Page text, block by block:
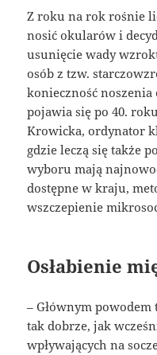
Z roku na rok rośnie
nosić okularów i
usunięcie wady
osób z tzw.
konieczność
pojawia się po 40.
Krowicka, ordynator
gdzie leczą się także
wyboru mają
dostępne w kraju,
wszczepienie
Osłabienie
– Głównym
tak dobrze, jak
wpływających na